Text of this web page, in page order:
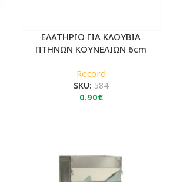
ΕΛΑΤΗΡΙΟ ΓΙΑ ΚΛΟΥΒΙΑ
ΠΤΗΝΩΝ ΚΟΥΝΕΛΙΩΝ 6cm
Record
SKU: 584
0.90€